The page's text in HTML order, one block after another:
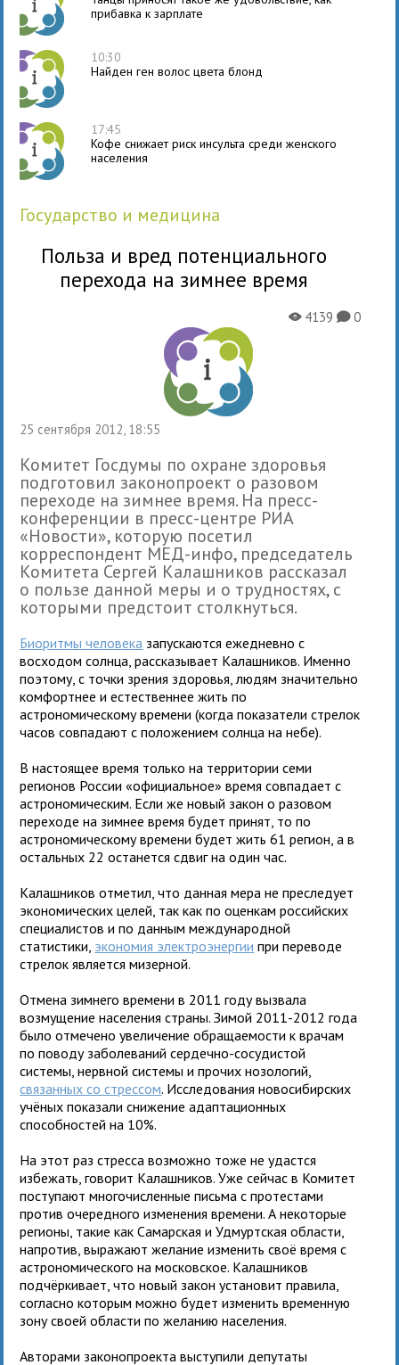
прибавка к зарплате
10:30
Найден ген волос цвета блонд
17:45
Кофе снижает риск инсульта среди женского
населения
государство и медицина
Польза и вред потенциального
перехода на зимнее время
25 сентября 2012, 18:55
X4139K0
Комитет Госдумы по охране здоровья
подготовил законопроект о разовом
переходе на зимнее время. На пресс-
конференции в пресс-центре РИА
«Новости», которую посетил
корреспондент МЕД-инфо, председатель
Комитета Сергей Калашников рассказал
о пользе данной меры и о трудностях, с
которыми предстоит столкнуться.
Биоритмы человека запускаются ежедневно с
восходом солнца, рассказывает Калашников. Именно
поэтому, с точки зрения здоровья, людям значительно
комфортнее и естественнее жить по
астрономическому времени (когда показатели стрелок
часов совпадают с положением солнца на небе).
В настоящее время только на территории семи
регионов России «официальное» время совпадает с
астрономическим. Если же новый закон о разовом
переходе на зимнее время будет принят, то по
астрономическому времени будет жить 61 регион, а в
остальных 22 останется сдвиг на один час.
Калашников отметил, что данная мера не преследует
экономических целей, так как по оценкам российских
специалистов и по данным международной
статистики, экономия электроэнергии при переводе
стрелок является мизерной.
Отмена зимнего времени в 2011 году вызвала
возмущение населения страны. Зимой 2011-2012 года
было отмечено увеличение обращаемости к врачам
по поводу заболеваний сердечно-сосудистой
системы, нервной системы и прочих нозологий,
связанных со стрессом. Исследования новосибирских
учёных показали снижение адаптационных
способностей на 10%.
На этот раз стресса возможно тоже не удастся
избежать, говорит Калашников. Уже сейчас в Комитет
поступают многочисленные письма с протестами
против очередного изменения времени. А некоторые
регионы, такие как Самарская и Удмуртская области,
напротив, выражают желание изменить своё время с
астрономического на московское. Калашников
подчёркивает, что новый закон установит правила,
согласно которым можно будет изменить временную
зону своей области по желанию населения.
Авторами законопроекта выступили депутаты